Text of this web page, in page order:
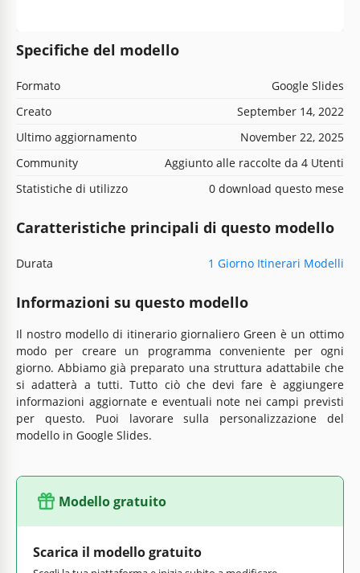
Specifiche del modello
Formato
Google Slides
Creato
September 14, 2022
Ultimo aggiornamento
November 22, 2025
Community
Aggiunto alle raccolte da 4 Utenti
Statistiche di utilizzo
0 download questo mese
Caratteristiche principali di questo modello
Durata 1 Giorno Itinerari Modelli
Informazioni su questo modello
Il nostro modello di itinerario giornaliero Green è un ottimo
modo per creare un programma conveniente per ogni
giorno. Abbiamo già preparato una struttura adattabile che
si adatterà a tutti. Tutto ciò che devi fare è aggiungere
informazioni aggiornate e eventuali note nei campi previsti
per questo. Puoi lavorare sulla personalizzazione del
modello in Google Slides.
Modello gratuito
Scarica il modello gratuito